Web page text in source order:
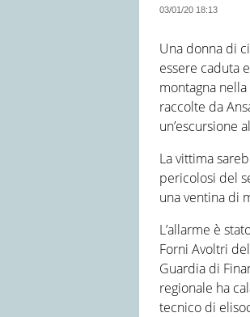
03/01/20 18:13
Una donna di
essere caduta
montagna
raccolte da
un’escursione
La vittima
pericolosi del
una ventina di
L’allarme è
Forni Avoltri
Guardia di
regionale ha
tecnico di